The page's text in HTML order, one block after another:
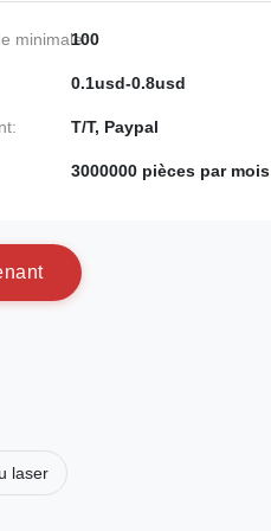
minimale:
100
0.1usd-0.8usd
T/T, Paypal
3000000 pièces par mois
nant
laser